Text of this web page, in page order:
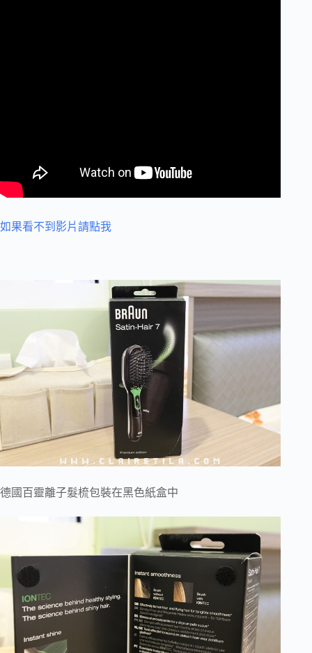
如果看不到影片請點我
德國百靈離子髮梳包裝在黑色紙盒中